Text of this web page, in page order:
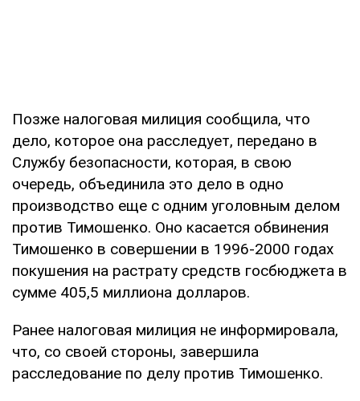
Позже налоговая милиция сообщила, что
дело, которое она расследует, передано в
Службу безопасности, которая, в свою
очередь, объединила это дело в одно
производство еще с одним уголовным делом
против Тимошенко. Оно касается обвинения
Тимошенко в совершении в 1996-2000 годах
покушения на растрату средств госбюджета в
сумме 405,5 миллиона долларов.
Ранее налоговая милиция не информировала,
что, со своей стороны, завершила
расследование по делу против Тимошенко.